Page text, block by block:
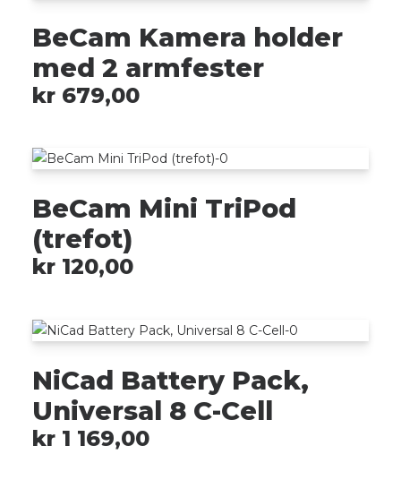
BeCam Kamera holder
med 2 armfester
kr 679,00
BeCam Mini TriPod
(trefot)
kr 120,00
NiCad Battery Pack,
Universal 8 C-Cell
kr 1 169,00